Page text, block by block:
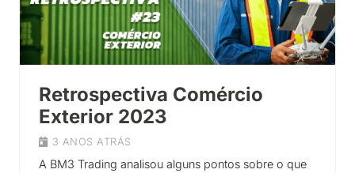
Retrospectiva Comércio
Exterior 2023
3 ANOS ATRÁS
A BM3 Trading analisou alguns pontos sobre o que